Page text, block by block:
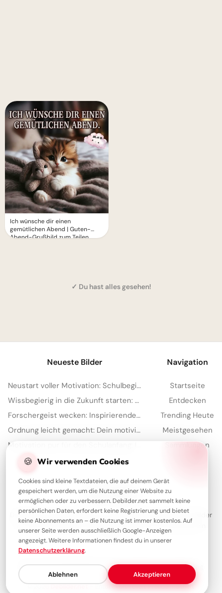
Ich wünsche dir einen
gemütlichen Abend | Guten-
Abend-Grußbild zum Teilen
✓ Du hast alles gesehen!
🍪 Wir verwenden Cookies
Cookies sind kleine Textdateien, die auf deinem Gerät
gespeichert werden, um die Nutzung einer Website zu
ermöglichen oder zu verbessern. Debilder.net sammelt keine
persönlichen Daten, erfordert keine Registrierung und bietet
keine Abonnements an – die Nutzung ist immer kostenlos. Auf
unserer Seite werden ausschließlich Google-Anzeigen
angezeigt. Weitere Informationen findest du in unserer
Datenschutzerklärung.
Ablehnen Akzeptieren
Neueste Bilder
Neustart voller Motivation: Schulbeginn inspirieren und auf TikTok verbreiten!
Wissbegierig in die Zukunft starten: Dein 'Lesen bildet' Bild für Snapchat
Forschergeist wecken: Inspirierende Schulstart-Bilder für Facebook
Ordnung leicht gemacht: Dein motivierender Spruch für Instagram zum Schulstart!
Navigation
Startseite
Entdecken
Trending Heute
Meistgesehen
Sammlungen
Über Debilder
Debilder ist deine Plattform für die schönsten Grüße und Bilder
zum Teilen. Entdecke unsere Sammlung und verschenke ein
Lächeln!
Über unsKontaktRedaktionImpressumDatenschutzerklärung
© 2026Debilder.net– Entdecken. Teilen. Freude machen.